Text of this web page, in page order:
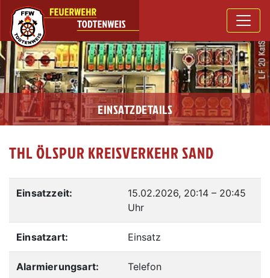
EINSATZDETAILS
THL ÖLSPUR KREISVERKEHR SAND
Einsatzzeit: 15.02.2026, 20:14 – 20:45
Uhr
Einsatzart: Einsatz
Alarmierungsart: Telefon